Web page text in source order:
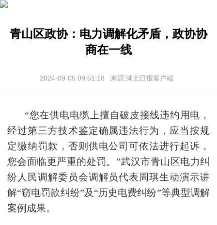
青山区政协：电力调解化矛盾，政协协
商在一线
2024-09-05 09:51:18 来源:湖北日报客户端
“您在供电电缆上擅自破皮接线违约用电，
经过第三方技术鉴定确属违法行为，应当按规
定缴纳罚款，否则供电公司可依法进行起诉，
您会面临更严重的处罚。”武汉市青山区电力纠
纷人民调解委员会调解员代表周琪生动演示讲
解“窃电罚款纠纷”及“历史电费纠纷”等典型调解
案例成果。